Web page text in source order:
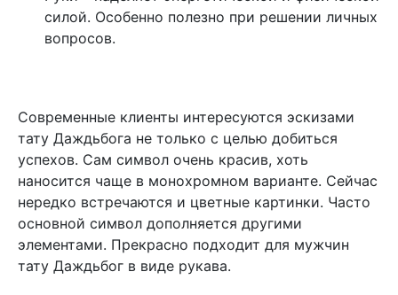
силой. Особенно полезно при решении личных
вопросов.
Современные клиенты интересуются эскизами
тату Даждьбога не только с целью добиться
успехов. Сам символ очень красив, хоть
наносится чаще в монохромном варианте. Сейчас
нередко встречаются и цветные картинки. Часто
основной символ дополняется другими
элементами. Прекрасно подходит для мужчин
тату Даждьбог в виде рукава.